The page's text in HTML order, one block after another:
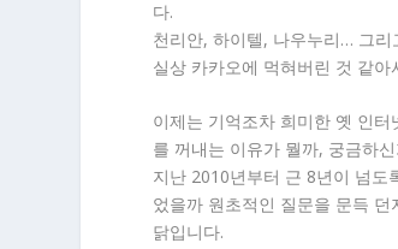
다.
천리안, 하이텔, 나우누리… 그
실상 카카오에 먹혀버린 것 같아
이제는 기억조차 희미한 옛 인
를 꺼내는 이유가 뭘까, 궁금하
지난 2010년부터 근 8년이 넘도
었을까 원초적인 질문을 문득
닭입니다.